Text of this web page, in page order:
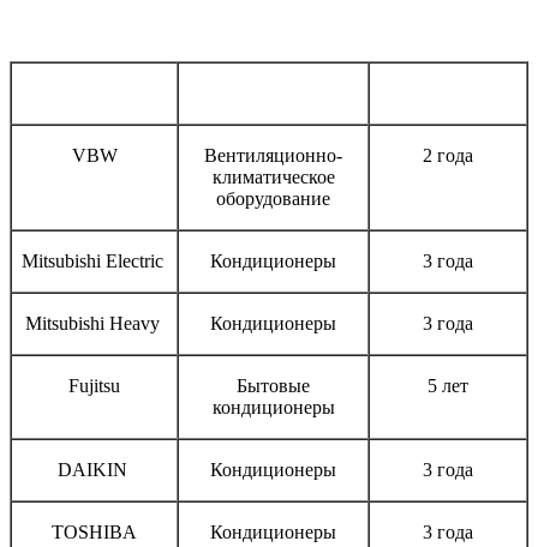
VBW
Вентиляционно-
климатическое
оборудование
2 года
Mitsubishi Electric Кондиционеры 3 года
Mitsubishi Heavy Кондиционеры 3 года
Fujitsu
Бытовые
кондиционеры
5 лет
DAIKIN Кондиционеры 3 года
TOSHIBA Кондиционеры 3 года